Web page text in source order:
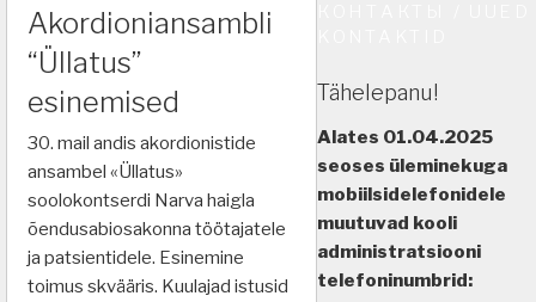
ON
Akordioniansambli
“Üllatus”
esinemised
30. mail andis akordionistide
ansambel «Üllatus»
soolokontserdi Narva haigla
õendusabiosakonna töötajatele
ja patsientidele. Esinemine
toimus skvääris. Kuulajad istusid
Tähelepanu!
Alates 01.04.2025
seoses üleminekuga
mobiilsidelefonidele
muutuvad kooli
administratsiooni
telefoninumbrid: